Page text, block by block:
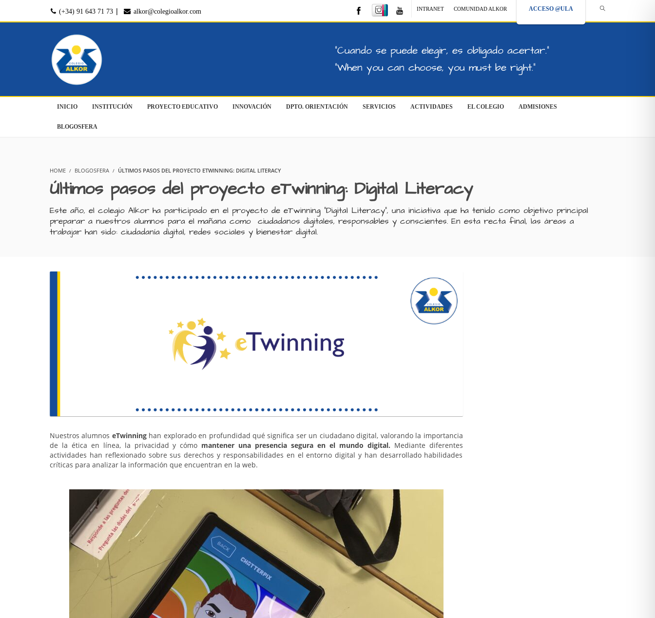
(+34) 91 643 71 73 | alkor@colegioalkor.com INTRANET COMUNIDAD ALKOR ACCESO @ULA
"Cuando se puede elegir, es obligado acertar."
"When you can choose, you must be right."
INICIO INSTITUCIÓN PROYECTO EDUCATIVO INNOVACIÓN DPTO. ORIENTACIÓN SERVICIOS ACTIVIDADES EL COLEGIO ADMISIONES
BLOGOSFERA
HOME BLOGOSFERA ÚLTIMOS PASOS DEL PROYECTO ETWINNING: DIGITAL LITERACY
Últimos pasos del proyecto eTwinning: Digital Literacy
Este año, el colegio Alkor ha participado en el proyecto de eTwinning "Digital Literacy", una iniciativa que ha tenido como objetivo principal
preparar a nuestros alumnos para el mañana como ciudadanos digitales, responsables y conscientes. En esta recta final, las áreas a
trabajar han sido: ciudadanía digital, redes sociales y bienestar digital.
Nuestros alumnos eTwinninghan explorado en profundidad qué significa ser un ciudadano digital, valorando la importancia
de la ética en línea, la privacidad y cómo mantener una presencia segura en el mundo digital. Mediante diferentes
actividades han reflexionado sobre sus derechos y responsabilidades en el entorno digital y han desarrollado habilidades
críticas para analizar la información que encuentran en la web.